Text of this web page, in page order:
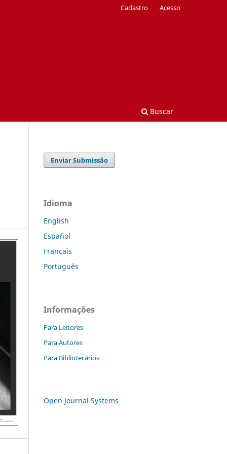
Buscar
Cadastro Acesso
Enviar Submissão
Idioma
English
Español
Français
Português
Informações
Para Leitores
Para Autores
Para Bibliotecários
Open Journal Systems